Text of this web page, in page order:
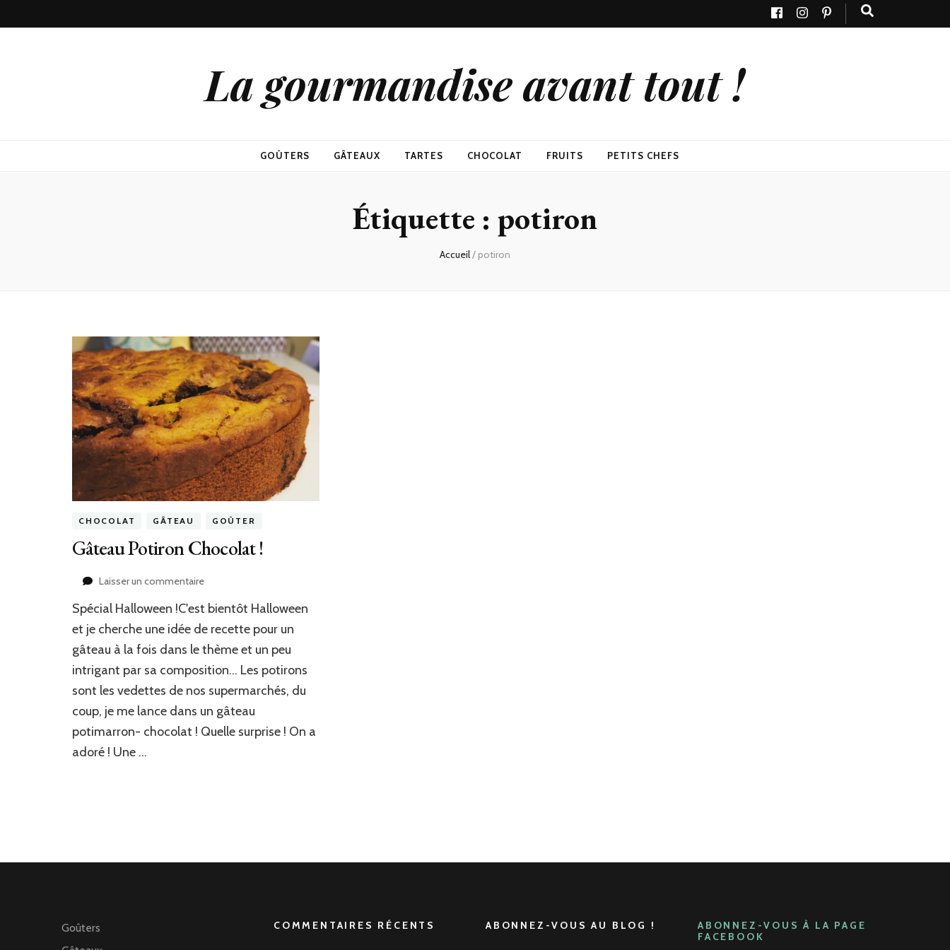
La gourmandise avant tout !
GOÛTERS GÂTEAUX TARTES CHOCOLAT FRUITS PETITS CHEFS
Étiquette : potiron
Accueil/ potiron
CHOCOLAT GÂTEAU GOÛTER
Gâteau Potiron Chocolat !
Laisser un commentairesur
Potiron
Chocolat
Spécial Halloween !C'est bientôt Halloween
et je cherche une idée de recette pour un
gâteau à la fois dans le thème et un peu
intrigant par sa composition… Les potirons
sont les vedettes de nos supermarchés, du
coup, je me lance dans un gâteau
potimarron- chocolat ! Quelle surprise ! On a
adoré ! Une …
Goûters
COMMENTAIRES RÉCENTS ABONNEZ-VOUS AU BLOG !
ABONNEZ-VOUS À LA PAGE
FACEBOOK